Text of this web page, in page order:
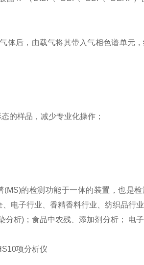
体后，由载气将其带入气相色谱单元
的样品，减少专业化操作；
的检测功能于一体的装置，也是
电子行业、香精香料行业、纺织品行
析)；食品中农残、添加剂分析； 电